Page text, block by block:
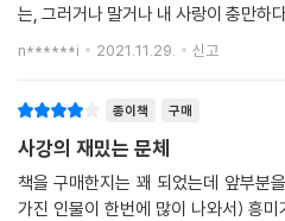
는, 그러거나 말거나 내 사랑이 충만하
다고 여겨도 좋은 일. 누군가의 사랑
n******i 2021.11.29. 신고
종이책 구매
사강의 재밌는 문체
책을 구매한지는 꽤 되었는데 앞부분
가진 인물이 한번에 많이 나와서) 흥